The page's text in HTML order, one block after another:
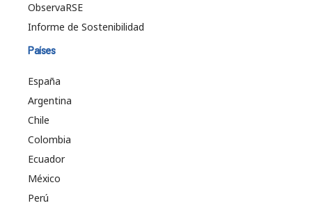
ObservaRSE
Informe de Sostenibilidad
Países
España
Argentina
Chile
Colombia
Ecuador
México
Perú